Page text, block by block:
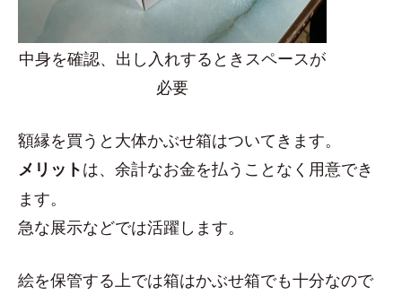
中身を確認、出し入れするときスペースが
必要
額縁を買うと大体かぶせ箱はついてきます。
メリットは、余計なお金を払うことなく用意でき
ます。
急な展示などでは活躍します。
絵を保管する上では箱はかぶせ箱でも十分なので